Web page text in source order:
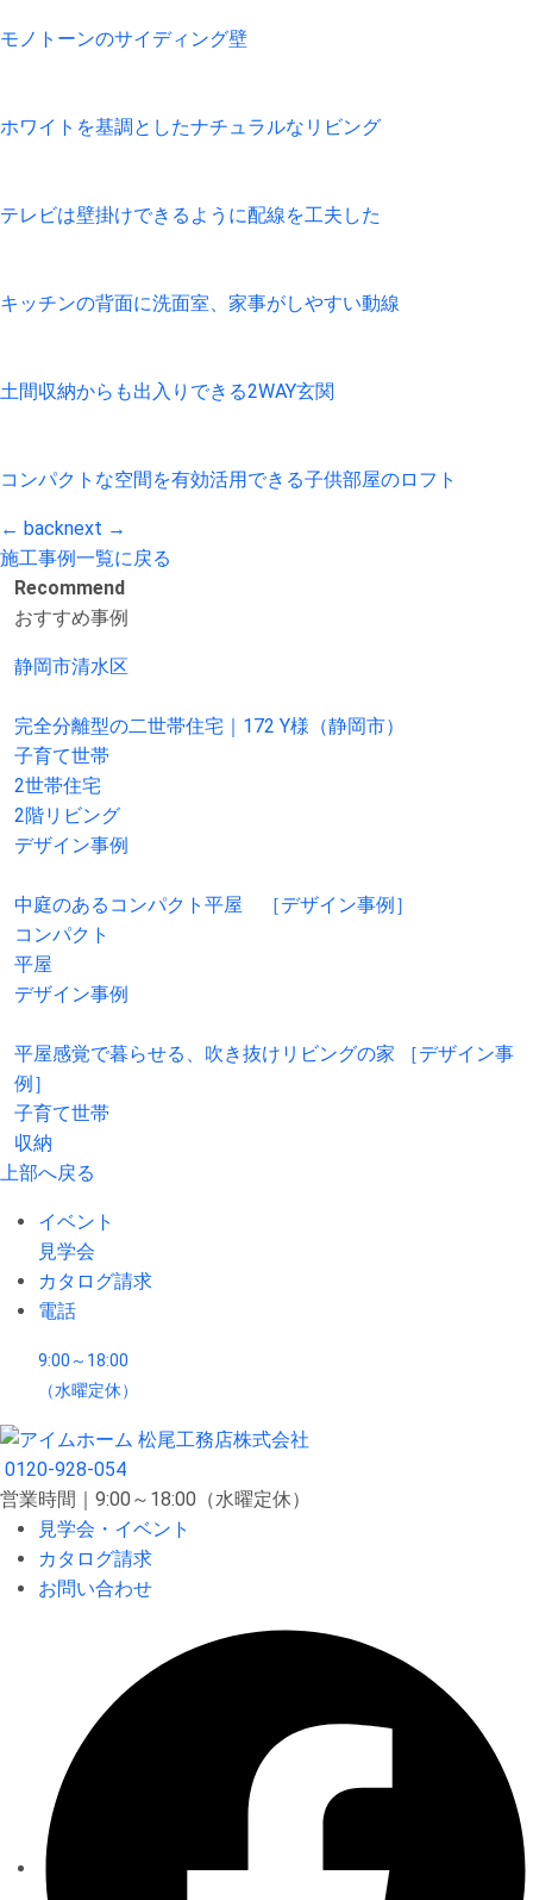
モノトーンのサイディング壁
ホワイトを基調としたナチュラルなリビング
テレビは壁掛けできるように配線を工夫した
キッチンの背面に洗面室、家事がしやすい動線
土間収納からも出入りできる2WAY玄関
コンパクトな空間を有効活用できる子供部屋のロフト
← backnext →
施工事例一覧に戻る
Recommend
おすすめ事例
静岡市清水区
完全分離型の二世帯住宅｜172 Y様（静岡市）
子育て世帯
2世帯住宅
2階リビング
デザイン事例
中庭のあるコンパクト平屋 ［デザイン事例］
コンパクト
平屋
デザイン事例
平屋感覚で暮らせる、吹き抜けリビングの家 ［デザイン事
例］
子育て世帯
収納
上部へ戻る
イベント
見学会
カタログ請求
電話
9:00～18:00
（水曜定休）
0120-928-054
営業時間｜9:00～18:00（水曜定休）
見学会・イベント
カタログ請求
お問い合わせ